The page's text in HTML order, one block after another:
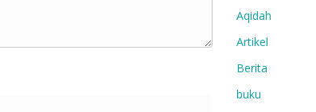
Aqidah
Artikel
Berita
buku